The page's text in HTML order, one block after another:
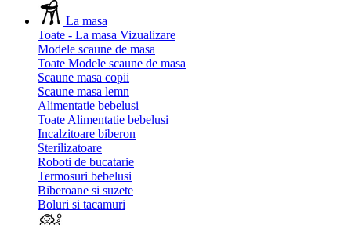
La masa
Toate - La masa Vizualizare
Modele scaune de masa
Toate Modele scaune de masa
Scaune masa copii
Scaune masa lemn
Alimentatie bebelusi
Toate Alimentatie bebelusi
Incalzitoare biberon
Sterilizatoare
Roboti de bucatarie
Termosuri bebelusi
Biberoane si suzete
Boluri si tacamuri